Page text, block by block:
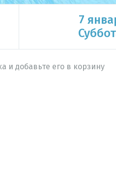
7
и добавьте его в корзину